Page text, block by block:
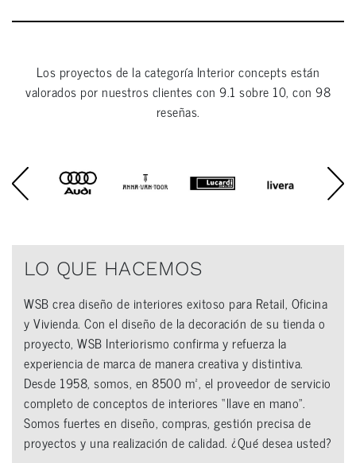
Los proyectos de la categoría Interior conceptsestán
valorados por nuestros clientes con 9.1 sobre 10, con 98
reseñas.
LO QUE HACEMOS
WSB crea diseño de interiores exitoso para Retail, Oficina
y Vivienda. Con el diseño de la decoración de su tienda o
proyecto, WSB Interiorismo confirma y refuerza la
experiencia de marca de manera creativa y distintiva.
Desde 1958, somos, en 8500 m², el proveedor de servicio
completo de conceptos de interiores “llave en mano”.
Somos fuertes en diseño, compras, gestión precisa de
proyectos y una realización de calidad. ¿Qué desea usted?